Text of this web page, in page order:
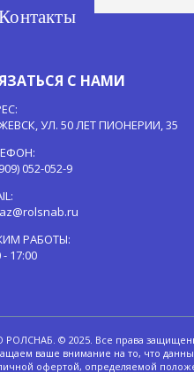
С НАМИ
УЛ. 50 ЛЕТ ПИОНЕРИИ, 35
052-052-9
РАБОТЫ:
- 17:00
РОЛСНАБ. © 2025. Все права
ваше внимание на то, что
офертой, определяемой